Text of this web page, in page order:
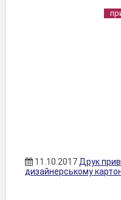
11.10.2017Друк
дизайнерському